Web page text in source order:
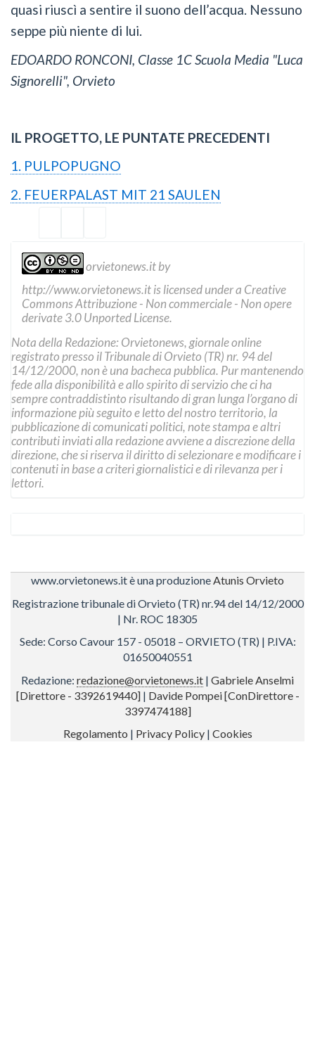
quasi riuscì a sentire il suono dell’acqua. Nessuno
seppe più niente di lui.
EDOARDO RONCONI, Classe 1C Scuola Media "Luca
Signorelli", Orvieto
IL PROGETTO, LE PUNTATE PRECEDENTI
1. PULPOPUGNO
2. FEUERPALAST MIT 21 SAULEN
orvietonews.itby
http://www.orvietonews.itis licensed under a Creative
Commons Attribuzione - Non commerciale - Non opere
derivate 3.0 Unported License.
Nota della Redazione: Orvietonews, giornale online
registrato presso il Tribunale di Orvieto (TR) nr. 94 del
14/12/2000, non è una bacheca pubblica. Pur mantenendo
fede alla disponibilità e allo spirito di servizio che ci ha
sempre contraddistinto risultando di gran lunga l’organo di
informazione più seguito e letto del nostro territorio, la
pubblicazione di comunicati politici, note stampa e altri
contributi inviati alla redazione avviene a discrezione della
direzione, che si riserva il diritto di selezionare e modificare i
contenuti in base a criteri giornalistici e di rilevanza per i
lettori.
www.orvietonews.it è una produzioneAtunis Orvieto
Registrazione tribunale di Orvieto (TR) nr.94 del 14/12/2000
| Nr. ROC 18305
Sede: Corso Cavour 157 - 05018 – ORVIETO (TR) | P.IVA:
01650040551
Redazione: redazione@orvietonews.it | Gabriele Anselmi
[Direttore - 3392619440]| Davide Pompei [ConDirettore -
3397474188]
Regolamento | Privacy Policy| Cookies